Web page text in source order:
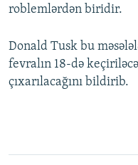
roblemlərdən biridir.
Donald Tusk bu
fevralın 18-də
çıxarılacağını bildirib.